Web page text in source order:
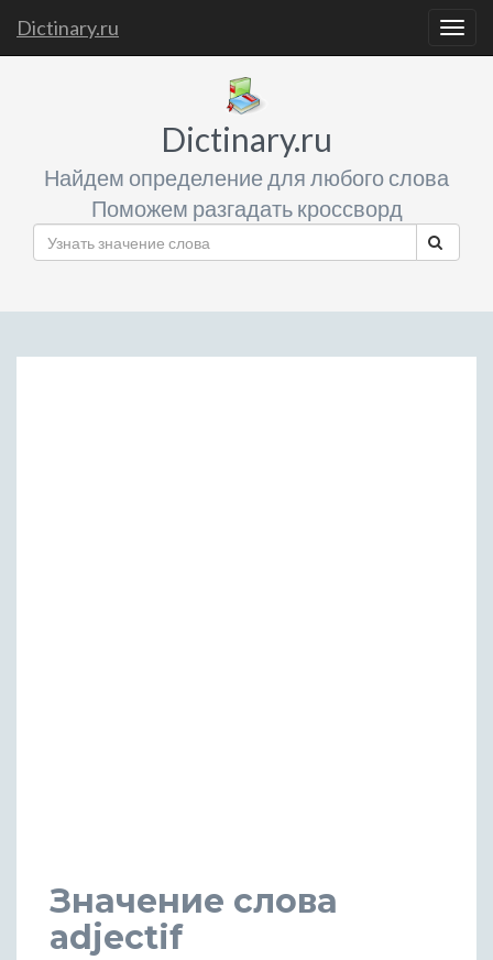
Dictinary.ru
Dictinary.ru
Найдем определение для любого слова
Поможем разгадать кроссворд
Значение слова
adjectif